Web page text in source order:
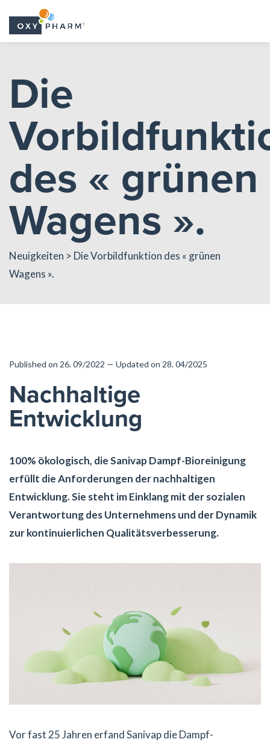
content
Die
des « grünen
Wagens ».
Neuigkeiten > Die Vorbildfunktion des « grünen
Wagens ».
Published on 26. 09/2022 — Updated on 28. 04/2025
Nachhaltige
Entwicklung
100% ökologisch, die Sanivap Dampf-Bioreinigung
erfüllt die Anforderungen der nachhaltigen
Entwicklung. Sie steht im Einklang mit der sozialen
Verantwortung des Unternehmens und der Dynamik
zur kontinuierlichen Qualitätsverbesserung.
Vor fast 25 Jahren erfand Sanivap die Dampf-